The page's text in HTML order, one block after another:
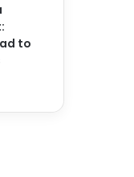
to